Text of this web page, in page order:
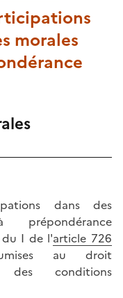
morales
dans des
du I de l'article 726
au droit
des conditions